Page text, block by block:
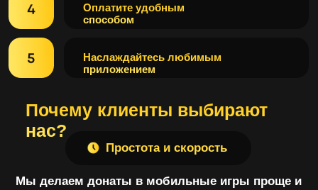
аккаунт в течение нескольких минут, что
позволяет быстро начать использовать его в игре
надежность
Мы гарантируем безопасность всех транзакций и
конфиденциальность данных пользователей. Мы
системами и используем современные
технологии защиты. Наши клиенты могут быть
уверены, что их деньги в безопасности, а донаты
будут зачислены на игровой аккаунт без
задержек